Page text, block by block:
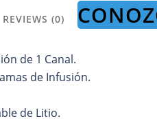
REVIEWS (0)
de 1 Canal.
de Infusión.
de Litio.